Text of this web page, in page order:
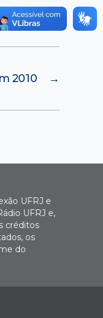
→
2010
UFRJ e
UFRJ e,
créditos
os
do